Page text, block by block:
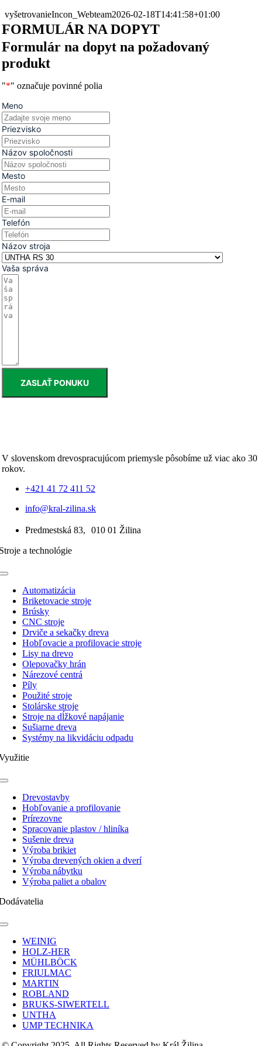
vyšetrovanieIncon_Webteam2026-02-18T14:41:58+01:00
FORMULÁR NA DOPYT
Formulár na dopyt na požadovaný
produkt
"*" označuje povinné polia
Meno
Priezvisko
Názov spoločnosti
Mesto
E-mail
Telefón
Názov stroja
Vaša správa
ZASLAŤ PONUKU
V slovenskom drevospracujúcom priemysle pôsobíme už viac ako 30
rokov.
+421 41 72 411 52
info@kral-zilina.sk
Predmestská 83, 010 01 Žilina
a technológie
Toggle
NavigationAutomatizácia
Briketovacie stroje
Brúsky
CNC stroje
Drviče a sekačky dreva
Hobľovacie a profilovacie stroje
Lisy na drevo
Olepovačky hrán
Nárezové centrá
Píly
Použité stroje
Stolárske stroje
Stroje na dĺžkové napájanie
Sušiarne dreva
Systémy na likvidáciu odpadu
Toggle
NavigationDrevostavby
Hobľovanie a profilovanie
Prírezovne
Spracovanie plastov / hliníka
Sušenie dreva
Výroba brikiet
Výroba drevených okien a dverí
Výroba nábytku
Výroba paliet a obalov
Toggle
NavigationWEINIG
HOLZ-HER
MÜHLBÖCK
FRIULMAC
MARTIN
ROBLAND
BRUKS-SIWERTELL
UNTHA
UMP TECHNIKA